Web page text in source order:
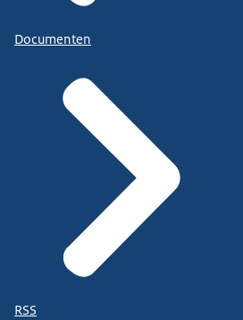
Documenten
RSS